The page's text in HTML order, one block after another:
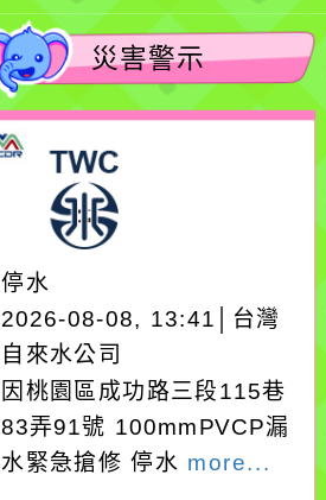
災害警示
停水
2026-08-08, 13:41│台灣
自來水公司
因桃園區成功路三段115巷
83弄91號 100mmPVCP漏
水緊急搶修 停水 more...
作者：網路小語
在實現理想的路途中，
誘惑。